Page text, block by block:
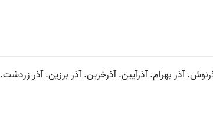
آذر بهرام. آذرآیین. آذرخرین. آذر برزین. آذر زردشت.